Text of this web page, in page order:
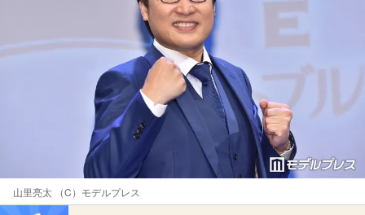
山里亮太 （C）モデルプレス